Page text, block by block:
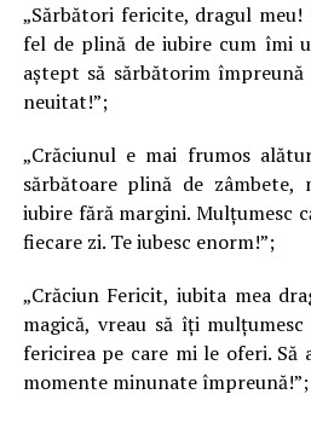
„Sărbători fericite, dragul
fel de plină de iubire cum îmi
aștept să sărbătorim
neuitat!”;
„Crăciunul e mai frumos
sărbătoare plină de
iubire fără margini. Mulțumesc
fiecare zi. Te iubesc enorm!”;
„Crăciun Fericit, iubita mea
magică, vreau să îți
fericirea pe care mi le oferi. Să
momente minunate împreună!”;